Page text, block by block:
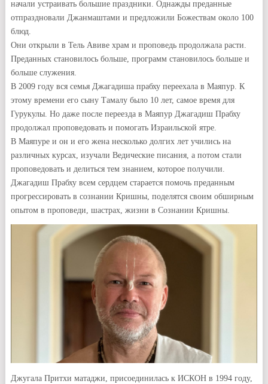
начали устраивать большие праздники. Однажды преданные
отпраздновали Джанмаштами и предложили Божествам около 100
блюд.
Они открыли в Тель Авиве храм и проповедь продолжала расти.
Преданных становилось больше, программ становилось больше и
больше служения.
В 2009 году вся семья Джагадиша прабху переехала в Маяпур. К
этому времени его сыну Тамалу было 10 лет, самое время для
Гурукулы. Но даже после переезда в Маяпур Джагадиш Прабху
продолжал проповедовать и помогать Израильской ятре.
В Маяпуре и он и его жена несколько долгих лет учились на
различных курсах, изучали Ведические писания, а потом стали
проповедовать и делиться тем знанием, которое получили.
Джагадиш Прабху всем сердцем старается помочь преданным
прогрессировать в сознании Кришны, поделятся своим обширным
опытом в проповеди, шастрах, жизни в Сознании Кришны.
Джугала Притхи матаджи, присоединилась к ИСКОН в 1994 году,